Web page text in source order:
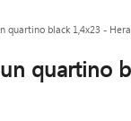
quartino black 1,4x23 -
quartino